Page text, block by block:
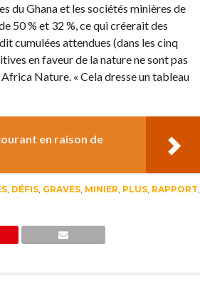
du Ghana et les sociétés minières de
50 % et 32 %, ce qui créerait des
cumulées attendues (dans les cinq
en faveur de la nature ne sont pas
Nature. « Cela dresse un tableau
en raison de
, DÉFIS, GRAVES, MINIER, PLUS, RAPPORT,